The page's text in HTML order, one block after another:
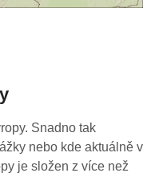
Snadno tak
nebo kde aktuálně v
je složen z více než